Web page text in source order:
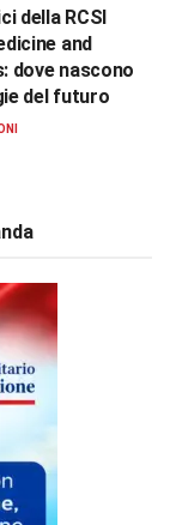
della RCSI
and
dove nascono
del futuro